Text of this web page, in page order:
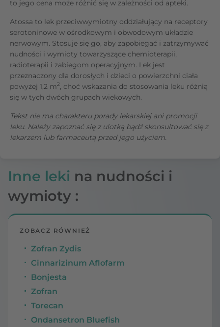
to jego cena może różnić się w zależności od apteki.
Atossa to lek przeciwwymiotny oddziałujący na receptory
serotoninowe w ośrodkowym i obwodowym układzie
nerwowym. Stosuje się go, aby zapobiegać i zatrzymywać
nudności i wymioty towarzyszące chemioterapii,
radioterapii i zabiegom operacyjnym. Lek jest
przeznaczony dla dorosłych i dzieci o powierzchni ciała
powyżej 1,2 m2, choć wskazania do stosowania leku różnią
się w tych dwóch grupach wiekowych.
Tekst nie ma charakteru porady lekarskiej ani promocji
leku. Należy zapoznać się z ulotką bądź skonsultować się z
lekarzem lub farmaceutą przed jego użyciem.
Inne leki na nudności i
wymioty :
ZOBACZ RÓWNIEŻ
Zofran Zydis
Cinnarizinum Aflofarm
Bonjesta
Zofran
Torecan
Ondansetron Bluefish